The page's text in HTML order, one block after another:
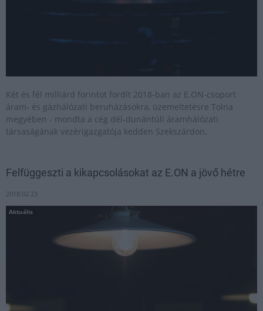
Két és fél milliárd forintot fordít 2018-ban az E.ON-csoport
áram- és gázhálózati beruházásokra, üzemeltetésre Tolna
megyében - mondta a cég dél-dunántúli áramhálózati
társaságának vezérigazgatója kedden Szekszárdon.
Felfüggeszti a kikapcsolásokat az E.ON a jövő hétre
2018.02.23
Aktuális